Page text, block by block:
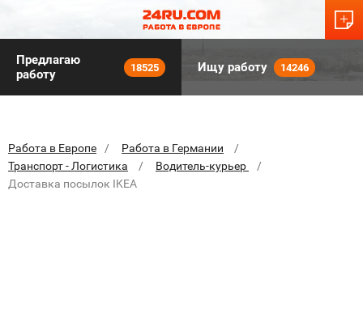
Предлагаю
работу
18525 Ищу работу 14246
Работа в Европе
Работа в Германии
Транспорт - Логистика
Водитель-курьер
Доставка посылок IKEA